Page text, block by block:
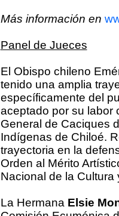
Más información en
Panel de Jueces
El Obispo chileno
tenido una amplia
específicamente del
aceptado por su labor
General de Caciques
Indígenas de Chiloé.
trayectoria en la
Orden al Mérito
Nacional de la Cultura
La Hermana Elsie